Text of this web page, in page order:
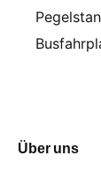
Über uns